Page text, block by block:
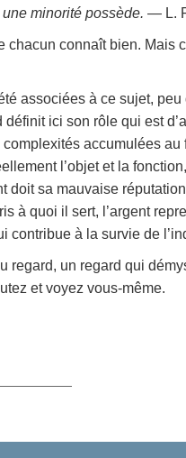
minorité possède. — L.
chacun connaît bien.
associées à ce sujet,
définit ici son rôle qui est
accumulées
l’objet et la
doit sa mauvaise
à quoi il sert, l’argent
à la survie de
regard, un regard qui
et voyez vous-même.